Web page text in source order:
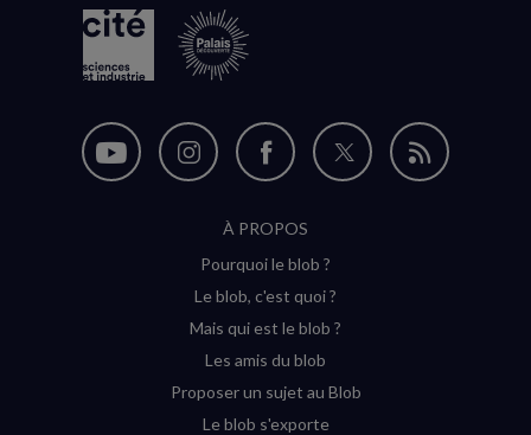
Nous
Nous
Instagram
(nouvelle
Nous
sur
Facebook
(nouvelle
Nous
Flux
À PROPOS
Pourquoi le blob ?
Le blob, c'est quoi ?
Mais qui est le blob ?
Les amis du blob
Proposer un sujet au Blob
Le blob s'exporte